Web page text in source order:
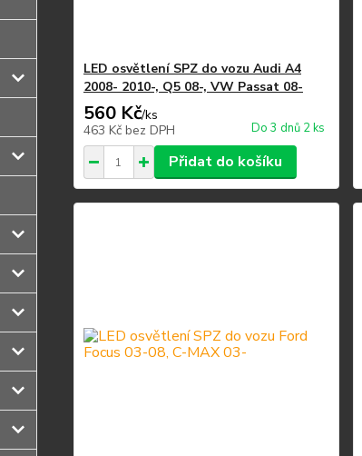
LED osvětlení SPZ do vozu Audi A4
2008- 2010-, Q5 08-, VW Passat 08-
560 Kč/ks
463 Kč bez DPH Do 3 dnů 2 ks
Přidat do košíku